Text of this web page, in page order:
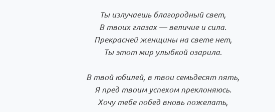
Ты излучаешь благородный свет,
В твоих глазах — величие и сила.
Прекрасней женщины на свете нет,
Ты этот мир улыбкой озарила.
В твой юбилей, в твои семьдесят пять,
Я пред твоим успехом преклоняюсь.
Хочу тебе побед вновь пожелать,